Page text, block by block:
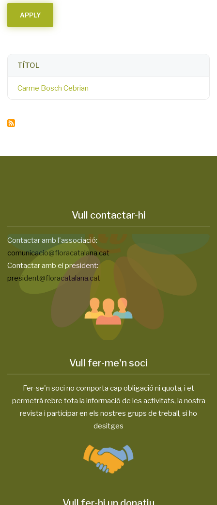
TÍTOL
Carme Bosch Cebrian
Vull contactar-hi
Contactar amb l'associació:
comunicacio@floracatalana.cat
Contactar amb el president:
president@floracatalana.cat
Vull fer-me'n soci
Fer-se'n soci no comporta cap obligació ni quota, i et
permetrà rebre tota la informació de les activitats, la nostra
revista i participar en els nostres grups de treball, si ho
desitges